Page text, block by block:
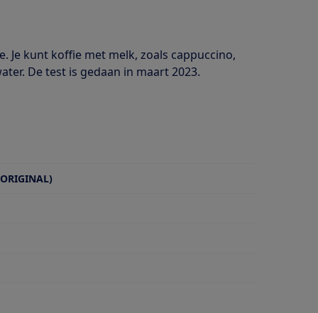
Je kunt koffie met melk, zoals cappuccino,
De test is gedaan in maart 2023.